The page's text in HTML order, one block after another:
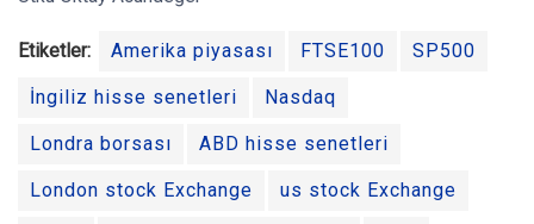
Etiketler: Amerika piyasası FTSE100 SP500
İngiliz hisse senetleri Nasdaq
Londra borsası ABD hisse senetleri
London stock Exchange us stock Exchange